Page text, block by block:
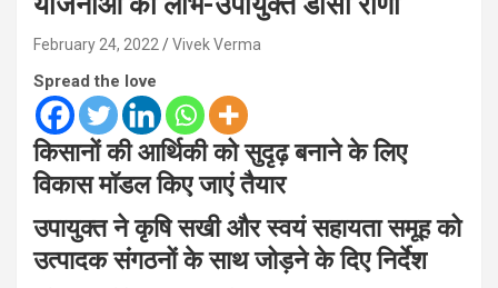
February 24, 2022 Vivek Verma
Spread the love
किसानों की आर्थिकी को सुदृढ़ बनाने के लिए
विकास मॉडल किए जाएं तैयार
उपायुक्त ने कृषि सखी और स्वयं सहायता समूह को
उत्पादक संगठनों के साथ जोड़ने के दिए निर्देश